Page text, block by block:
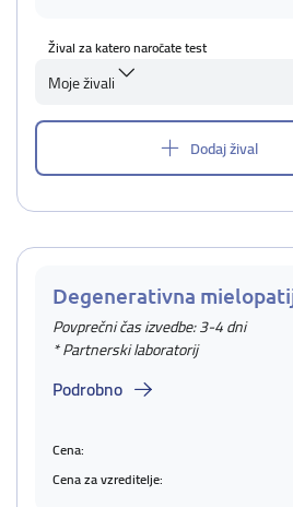
Žival za katero naročate test
Moje živali
Dodaj žival
Degenerativna
Povprečni čas izvedbe: 3-4 dni
* Partnerski laboratorij
Podrobno
Cena:
Cena za vzreditelje: